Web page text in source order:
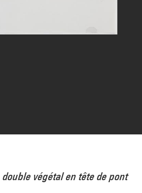
végétal en tête de pont
MNAM-CCI/J.C. Planchet et G.
CX 3395]